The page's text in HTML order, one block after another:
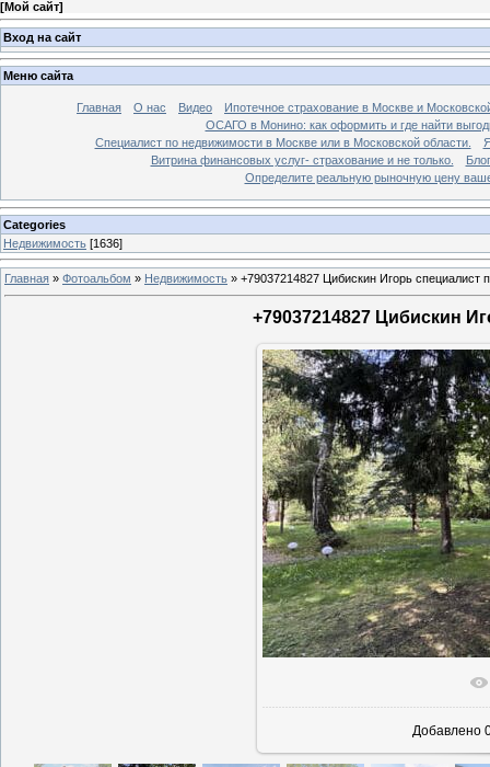
[Мой сайт]
Вход на сайт
Меню сайта
Главная О нас Видео
Ипотечное страхование в Москве и
ОСАГО в Монино: как оформить и где найти
Специалист по недвижимости в Москве или в Московской области.
Витрина финансовых услуг- страхование и не только.
Блог
Определите реальную рыночную цену
Categories
Недвижимость [1636]
Главная » Фотоальбом » Недвижимость » +79037214827 Цибискин Игорь специалист
+79037214827 Цибискин
В
Добавлено